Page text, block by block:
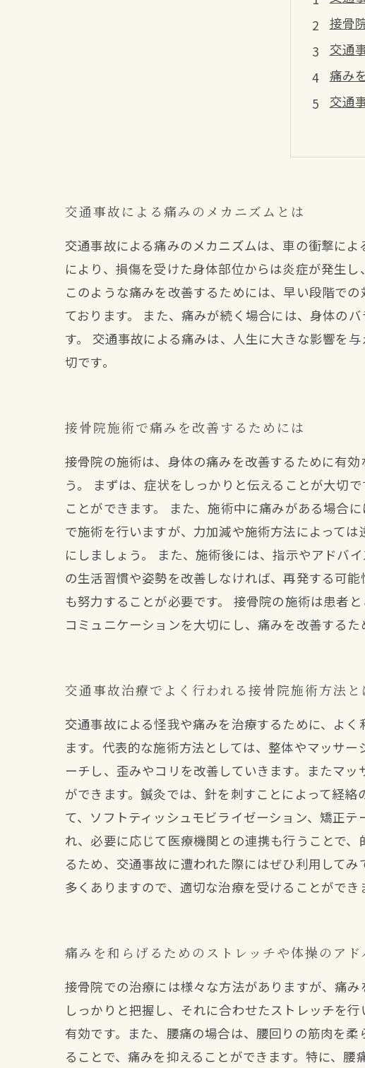
接骨
交通
痛み
交通
交通事故による痛みのメカニズムとは
交通事故による痛みのメカニズムは、車の衝撃に
により、損傷を受けた身体部位からは炎症が発生
このような痛みを改善するためには、早い段階で
ております。 また、痛みが続く場合には、身体の
す。 交通事故による痛みは、人生に大きな影響を
切です。
接骨院施術で痛みを改善するためには
接骨院の施術は、身体の痛みを改善するために有
う。 まずは、症状をしっかりと伝えることが大切
ことができます。 また、施術中に痛みがある場合
で施術を行いますが、力加減や施術方法によって
にしましょう。 また、施術後には、指示やアドバ
の生活習慣や姿勢を改善しなければ、再発する可
も努力することが必要です。 接骨院の施術は患者
コミュニケーションを大切にし、痛みを改善するた
交通事故治療でよく行われる接骨院施術方法と
交通事故による怪我や痛みを治療するために、よ
ます。代表的な施術方法としては、整体やマッサ
ーチし、歪みやコリを改善していきます。またマ
ができます。鍼灸では、針を刺すことによって経
て、ソフトティッシュモビライゼーション、矯正
れ、必要に応じて医療機関との連携も行うことで
るため、交通事故に遭われた際にはぜひ利用して
多くありますので、適切な治療を受けることができ
痛みを和らげるためのストレッチや体操のアド
接骨院での治療には様々な方法がありますが、痛
しっかりと把握し、それに合わせたストレッチを
有効です。また、腰痛の場合は、腰回りの筋肉を
ることで、痛みを抑えることができます。特に、